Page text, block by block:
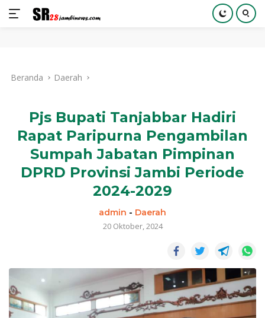
kontenBeranda Daerah
Pjs Bupati Tanjabbar Hadiri
Rapat Paripurna Pengambilan
Sumpah Jabatan Pimpinan
DPRD Provinsi Jambi Periode
2024-2029
admin - Daerah
20 Oktober, 2024